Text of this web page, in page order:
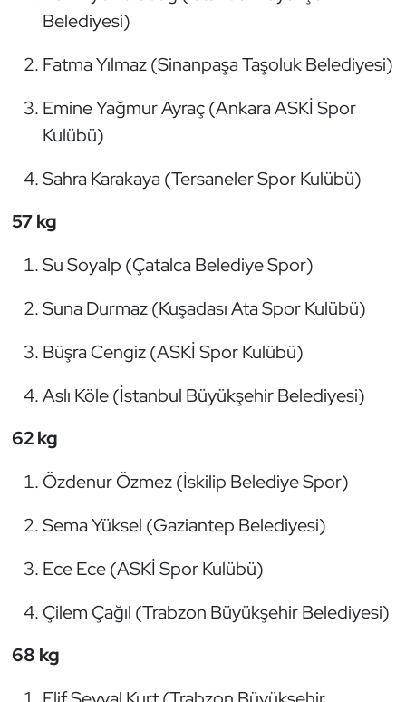
Belediyesi)
Fatma Yılmaz (Sinanpaşa Taşoluk Belediyesi)
Emine Yağmur Ayraç (Ankara ASKİ Spor
Kulübü)
Sahra Karakaya (Tersaneler Spor Kulübü)
57 kg
Su Soyalp (Çatalca Belediye Spor)
Suna Durmaz (Kuşadası Ata Spor Kulübü)
Büşra Cengiz (ASKİ Spor Kulübü)
Aslı Köle (İstanbul Büyükşehir Belediyesi)
62 kg
Özdenur Özmez (İskilip Belediye Spor)
Sema Yüksel (Gaziantep Belediyesi)
Ece Ece (ASKİ Spor Kulübü)
Çilem Çağıl (Trabzon Büyükşehir Belediyesi)
68 kg
Vücut Geliştirme Fitness
Wushu Kungfu
Yelken